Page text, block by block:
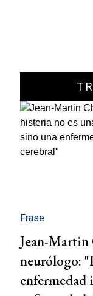
Frase
Jean-Martin
neurólogo:
enfermedad